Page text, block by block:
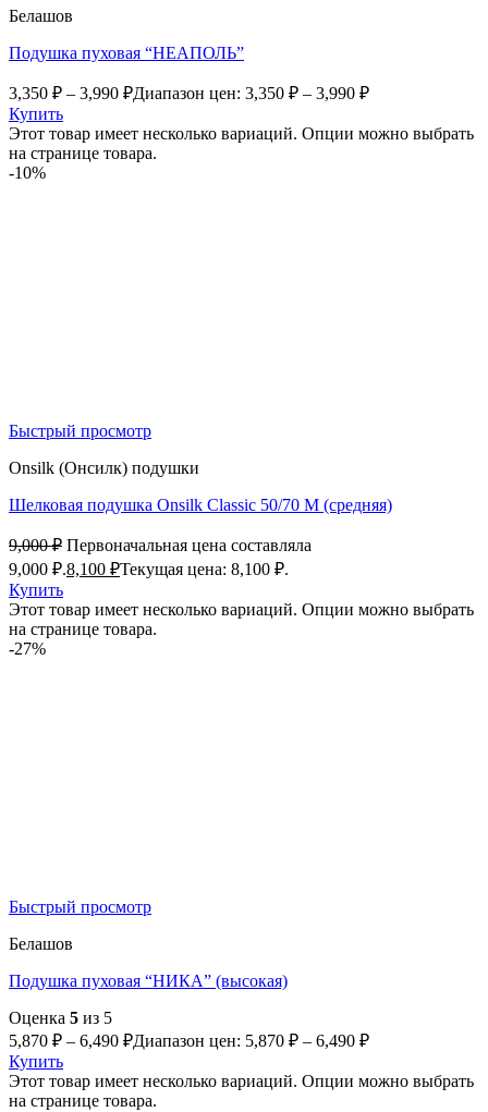
Белашов
Подушка пуховая “НЕАПОЛЬ”
3,350 ₽ – 3,990 ₽Диапазон цен: 3,350 ₽ – 3,990 ₽
Купить
Этот товар имеет несколько вариаций. Опции можно выбрать
на странице товара.
-10%
Быстрый просмотр
Onsilk (Онсилк) подушки
Шелковая подушка Onsilk Classic 50/70 M (средняя)
9,000₽ Первоначальная цена составляла
9,000 ₽.8,100 ₽Текущая цена: 8,100 ₽.
Купить
Этот товар имеет несколько вариаций. Опции можно выбрать
на странице товара.
-27%
Быстрый просмотр
Белашов
Подушка пуховая “НИКА” (высокая)
Оценка 5 из 5
5,870 ₽ – 6,490 ₽Диапазон цен: 5,870 ₽ – 6,490 ₽
Купить
Этот товар имеет несколько вариаций. Опции можно выбрать
на странице товара.